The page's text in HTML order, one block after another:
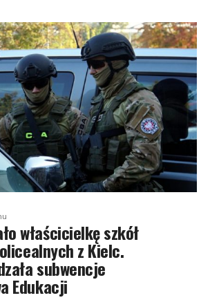
właścicielkę szkół
z Kielc.
subwencje
Edukacji